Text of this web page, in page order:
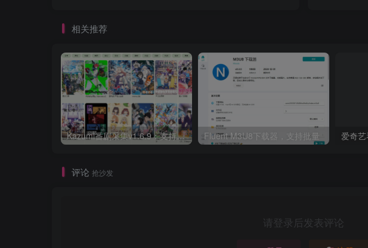
相关推荐
Kazumi番剧采集v1.6.9：支持自定义规则+在线观看+弹幕，跨平台下载 Fluent M3U8下载器，支持批量
评论 抢沙发
请登录后发表评论